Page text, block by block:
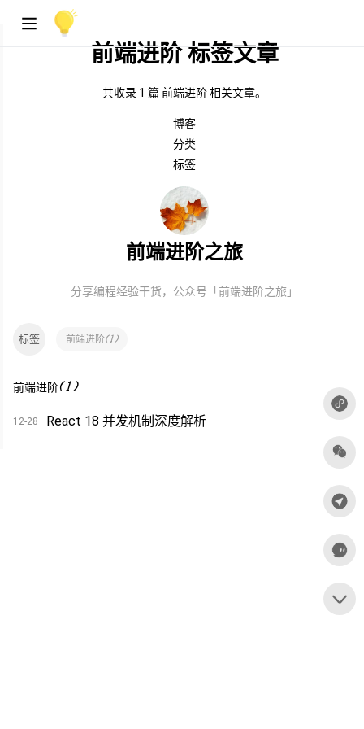
前端进阶 标签文章
共收录 1 篇 前端进阶 相关文章。
博客
分类
标签
前端进阶之旅
分享编程经验干货，公众号「前端进阶之旅」
标签 前端进阶(1)
前端进阶(1)
12-28 React 18 并发机制深度解析